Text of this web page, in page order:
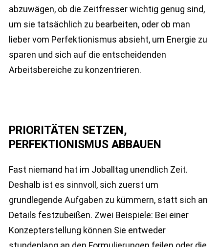
abzuwägen, ob die Zeitfresser wichtig genug sind,
um sie tatsächlich zu bearbeiten, oder ob man
lieber vom Perfektionismus absieht, um Energie zu
sparen und sich auf die entscheidenden
Arbeitsbereiche zu konzentrieren.
PRIORITÄTEN SETZEN,
PERFEKTIONISMUS ABBAUEN
Fast niemand hat im Joballtag unendlich Zeit.
Deshalb ist es sinnvoll, sich zuerst um
grundlegende Aufgaben zu kümmern, statt sich an
Details festzubeißen. Zwei Beispiele: Bei einer
Konzepterstellung können Sie entweder